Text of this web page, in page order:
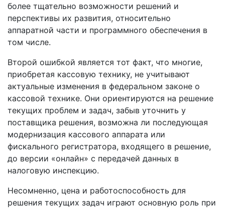
более тщательно возможности решений и
перспективы их развития, относительно
аппаратной части и программного обеспечения в
том числе.
Второй ошибкой является тот факт, что многие,
приобретая кассовую технику, не учитывают
актуальные изменения в федеральном законе о
кассовой технике. Они ориентируются на решение
текущих проблем и задач, забыв уточнить у
поставщика решения, возможна ли последующая
модернизация кассового аппарата или
фискального регистратора, входящего в решение,
до версии «онлайн» с передачей данных в
налоговую инспекцию.
Несомненно, цена и работоспособность для
решения текущих задач играют основную роль при